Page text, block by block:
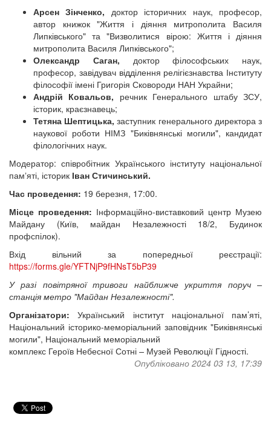
Арсен Зінченко, доктор історичних наук, професор,
автор книжок "Життя і діяння митрополита Василя
Липківського" та "Визволитися вірою: Життя і діяння
митрополита Василя Липківського";
Олександр Саган, доктор філософських наук,
професор, завідувач відділення релігієзнавства Інституту
філософії імені Григорія Сковороди НАН Украйни;
Андрій Ковальов, речник Генерального штабу ЗСУ,
історик, краєзнавець;
Тетяна Шептицька, заступник генерального директора з
наукової роботи НІМЗ "Биківнянські могили", кандидат
філологічних наук.
Модератор: співробітник Українського інституту національної
памʼяті, історик Іван Стичинський.
Час проведення: 19 березня, 17:00.
Місце проведення: Інформаційно-виставковий центр Музею
Майдану
(Київ, майдан Незалежності 18/2, Будинок
профспілок).
Вхід вільний за попередньої реєстрації:
https://forms.gle/YFTNjP9fHNsT5bP39
У разі повітряної тривоги найближче укриття поруч –
станція метро "Майдан Незалежності".
Організатори: Український інститут національної пам’яті,
Національний історико-меморіальний заповідник "Биківнянські
могили", Національний меморіальний
комплекс Героїв Небесної Сотні – Музей Революції Гідності.
Опубліковано 2024 03 13, 17:39